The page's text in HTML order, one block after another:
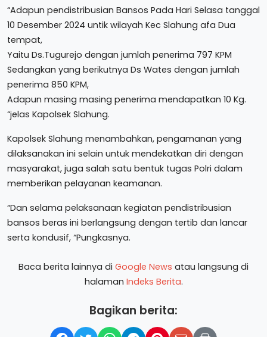
“Adapun pendistribusian Bansos Pada Hari Selasa tanggal
10 Desember 2024 untik wilayah Kec Slahung afa Dua
tempat,
Yaitu Ds.Tugurejo dengan jumlah penerima 797 KPM
Sedangkan yang berikutnya Ds Wates dengan jumlah
penerima 850 KPM,
Adapun masing masing penerima mendapatkan 10 Kg.
“jelas Kapolsek Slahung.
Kapolsek Slahung menambahkan, pengamanan yang
dilaksanakan ini selain untuk mendekatkan diri dengan
masyarakat, juga salah satu bentuk tugas Polri dalam
memberikan pelayanan keamanan.
“Dan selama pelaksanaan kegiatan pendistribusian
bansos beras ini berlangsung dengan tertib dan lancar
serta kondusif, “Pungkasnya.
Baca berita lainnya di Google News atau langsung di
halaman Indeks Berita.
Bagikan berita: